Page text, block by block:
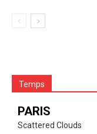
Temps
PARIS
Scattered Clouds